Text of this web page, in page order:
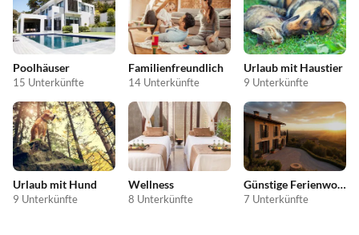
Poolhäuser
15 Unterkünfte
Familienfreundlich
14 Unterkünfte
Urlaub mit Haustier
9 Unterkünfte
Urlaub mit Hund
9 Unterkünfte
Wellness
8 Unterkünfte
Günstige Ferienwohnungen
7 Unterkünfte